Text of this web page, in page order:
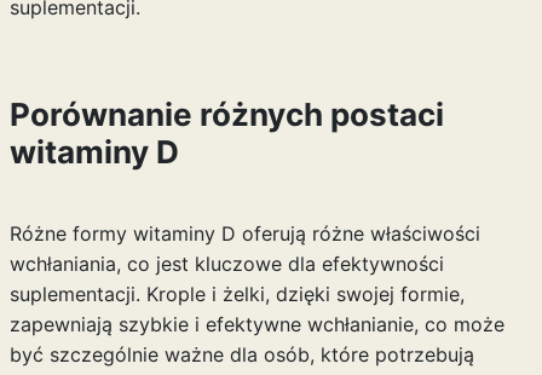
suplementacji.
Porównanie różnych postaci
witaminy D
Różne formy witaminy D oferują różne właściwości
wchłaniania, co jest kluczowe dla efektywności
suplementacji. Krople i żelki, dzięki swojej formie,
zapewniają szybkie i efektywne wchłanianie, co może
być szczególnie ważne dla osób, które potrzebują